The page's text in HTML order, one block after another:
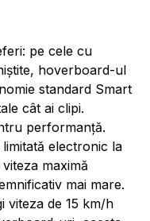
pe cele cu
hoverboard-ul
standard Smart
cât ai clipi.
performanță.
electronic la
maximă
mai mare.
viteza de 15 km/h